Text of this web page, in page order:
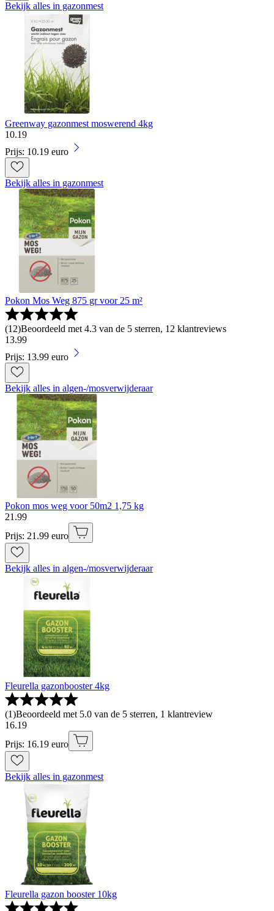
Bekijk alles in gazonmest
Greenway gazonmest moswerend 4kg
10.19
Prijs: 10.19 euro
Bekijk alles in gazonmest
Pokon Mos Weg 875 gr voor 25 m²
(12)Beoordeeld met 4.3 van de 5 sterren, 12 klantreviews
13.99
Prijs: 13.99 euro
Bekijk alles in algen-/mosverwijderaar
Pokon mos weg voor 50m2 1,75 kg
21.99
Prijs: 21.99 euro
Bekijk alles in algen-/mosverwijderaar
Fleurella gazonbooster 4kg
(1)Beoordeeld met 5.0 van de 5 sterren, 1 klantreview
16.19
Prijs: 16.19 euro
Bekijk alles in gazonmest
Fleurella gazon booster 10kg